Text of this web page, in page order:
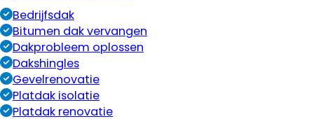
Bedrijfsdak
Bitumen dak vervangen
Dakprobleem oplossen
Dakshingles
Gevelrenovatie
Platdak isolatie
Platdak renovatie